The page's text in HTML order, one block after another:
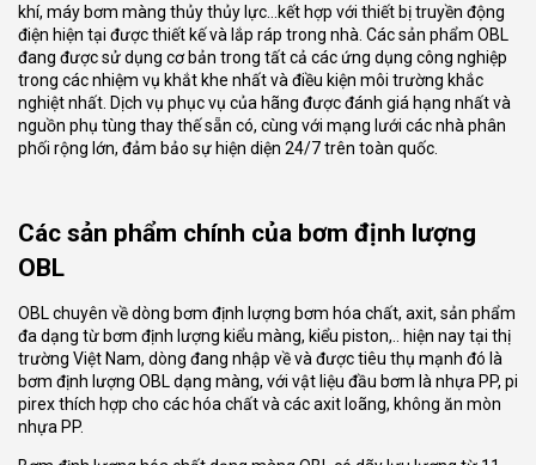
khí, máy bơm màng thủy thủy lực…kết hợp với thiết bị truyền động
điện hiện tại được thiết kế và lắp ráp trong nhà. Các sản phẩm OBL
đang được sử dụng cơ bản trong tất cả các ứng dụng công nghiệp
trong các nhiệm vụ khắt khe nhất và điều kiện môi trường khắc
nghiệt nhất. Dịch vụ phục vụ của hãng được đánh giá hạng nhất và
nguồn phụ tùng thay thế sẵn có, cùng với mạng lưới các nhà phân
phối rộng lớn, đảm bảo sự hiện diện 24/7 trên toàn quốc.
Các sản phẩm chính của bơm định lượng
OBL
OBL chuyên về dòng bơm định lượng bơm hóa chất, axit, sản phẩm
đa dạng từ bơm định lượng kiểu màng, kiểu piston,.. hiện nay tại thị
trường Việt Nam, dòng đang nhập về và được tiêu thụ mạnh đó là
bơm định lượng OBL dạng màng, với vật liệu đầu bơm là nhựa PP, pi
pirex thích hợp cho các hóa chất và các axit loãng, không ăn mòn
nhựa PP.